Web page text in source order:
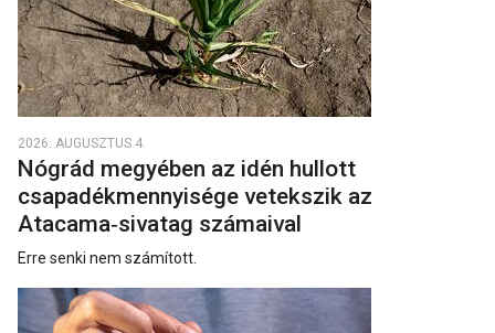
2026. AUGUSZTUS 4.
Nógrád megyében az idén hullott
csapadékmennyisége vetekszik az
Atacama‑sivatag számaival
Erre senki nem számított.